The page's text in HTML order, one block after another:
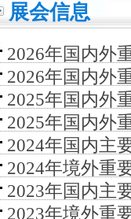
展会信息
2026年国内外
2026年国内外
2025年国内外
2025年国内外
2024年国内主
2024年境外重
2023年国内主
2023年境外重